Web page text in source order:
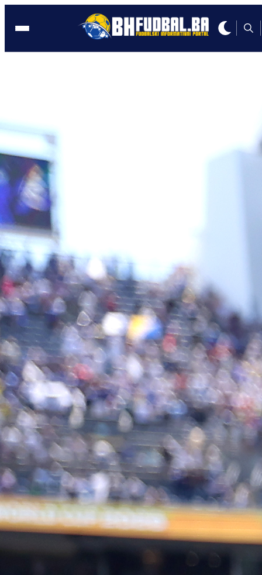
Livno
08:31, 01.07.2025
Sučić: Odrastao sam na farmi, muzao
sam krave, a baka je platila školu
nogometa
Autor:
Redakcija
08:31, 01.07.2025